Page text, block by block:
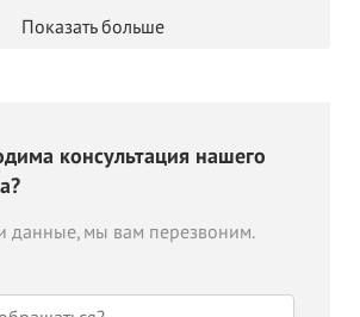
Показать больше
консультация нашего
данные, мы вам перезвоним.